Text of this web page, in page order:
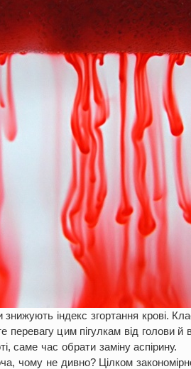
знижують індекс згортання крові.
перевагу цим пігулкам від голови й
саме час обрати заміну аспірину.
чому не дивно? Цілком